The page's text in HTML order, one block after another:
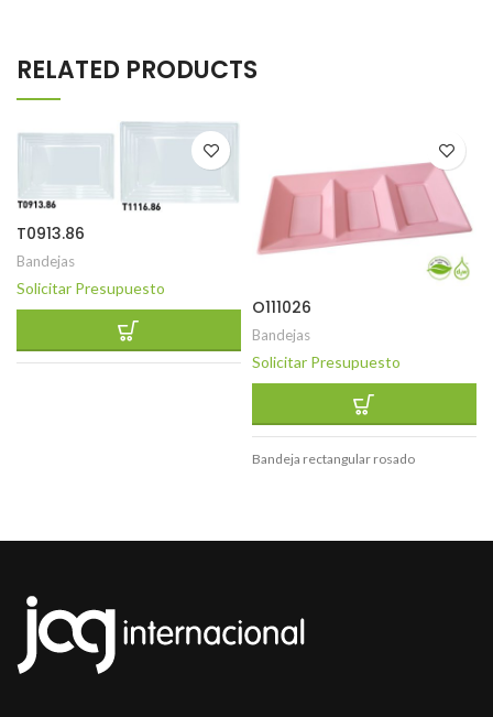
RELATED PRODUCTS
T0913.86
Bandejas
Solicitar Presupuesto
O111026
Bandejas
Solicitar Presupuesto
Bandeja rectangular rosado